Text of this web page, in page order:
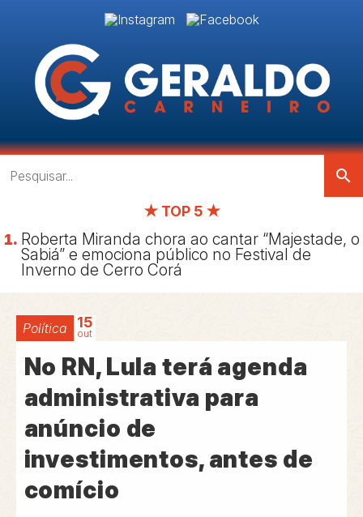
search
★ TOP 5 ★
Roberta Miranda chora ao cantar “Majestade, o
Sabiá” e emociona público no Festival de
Inverno de Cerro Corá
Política 15
out
No RN, Lula terá agenda
administrativa para
anúncio de
investimentos, antes de
comício